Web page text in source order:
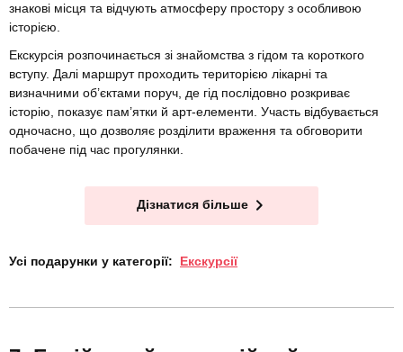
знакові місця та відчують атмосферу простору з особливою
історією.
Екскурсія розпочинається зі знайомства з гідом та короткого
вступу. Далі маршрут проходить територією лікарні та
визначними об’єктами поруч, де гід послідовно розкриває
історію, показує пам’ятки й арт-елементи. Участь відбувається
одночасно, що дозволяє розділити враження та обговорити
побачене під час прогулянки.
Дізнатися більше
Усі подарунки у категорії: Екскурсії